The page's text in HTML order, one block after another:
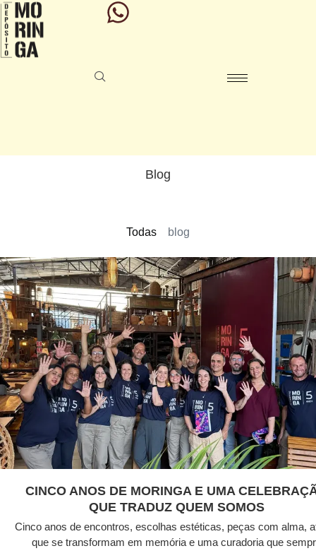
Blog
blog
Todas
CINCO ANOS DE MORINGA E UMA
QUE TRADUZ QUEM SOMOS
Cinco anos de encontros, escolhas estéticas, peças com alma,
que se transformam em memória e uma curadoria que